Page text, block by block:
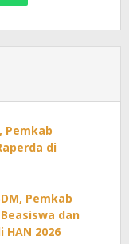
Pemkab
di
Pemkab
dan
2026